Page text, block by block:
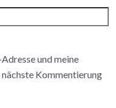
und meine
Kommentierung